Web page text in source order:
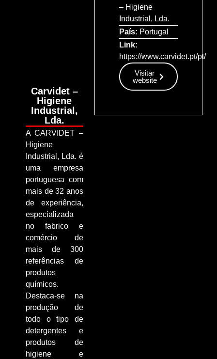
Carvidet –
Higiene
Industrial,
Lda.
A CARVIDET –
Higiene
Industrial, Lda. é
uma empresa
portuguesa com
mais de 32 anos
de experiência,
especializada
no fabrico e
comércio de
mais de 300
referências de
produtos
químicos.
Destaca-se na
produção de
todo o tipo de
detergentes e
produtos de
higiene e
– Higiene
Industrial, Lda.
País: Portugal
Link:
https://www.carvidet.pt/pt/
Visitar
website